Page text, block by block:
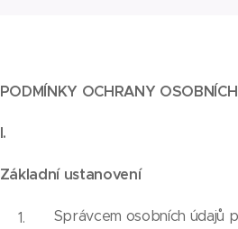
PODMÍNKY OCHRANY
I.
Základní ustanovení
Správcem osobních údajů